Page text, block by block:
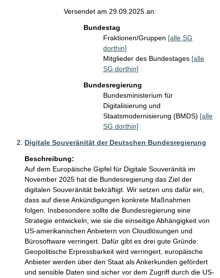
Versendet am 29.09.2025 an:
Bundestag
Fraktionen/Gruppen [alle SG
dorthin]
Mitglieder des Bundestages [alle
SG dorthin]
Bundesregierung
Bundesministerium für
Digitalisierung und
Staatsmodernisierung (BMDS) [alle
SG dorthin]
Digitale Souveränität der Deutschen Bundesregierung
Beschreibung:
Auf dem Europäische Gipfel für Digitale Souveränitä im
November 2025 hat die Bundesregierung das Ziel der
digitalen Souveränität bekräftigt. Wir setzen uns dafür ein,
dass auf diese Ankündigungen konkrete Maßnahmen
folgen. Insbesondere sollte die Bundesregierung eine
Strategie entwickeln, wie sie die einseitige Abhängigkeit von
US-amerikanischen Anbietern von Cloudlösungen und
Bürosoftware verringert. Dafür gibt es drei gute Gründe:
Geopolitische Erpressbarkeit wird verringert, europäische
Anbieter werden über den Staat als Ankerkunden gefördert
und sensible Daten sind sicher vor dem Zugriff durch die US-